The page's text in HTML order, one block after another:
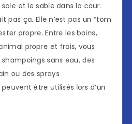
sale et le sable dans la cour.
pas ça. Elle n’est pas un “tom
propre. Entre les bains,
propre et frais, vous
sans eau, des
ou des sprays
être utilisés lors d’un